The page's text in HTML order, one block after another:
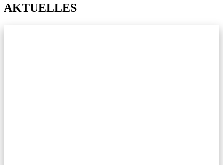
AKTUELLES